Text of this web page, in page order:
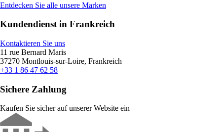
Entdecken Sie alle unsere Marken
Kundendienst in Frankreich
Kontaktieren Sie uns
11 rue Bernard Maris
37270 Montlouis-sur-Loire, Frankreich
+33 1 86 47 62 58
Sichere Zahlung
Kaufen Sie sicher auf unserer Website ein